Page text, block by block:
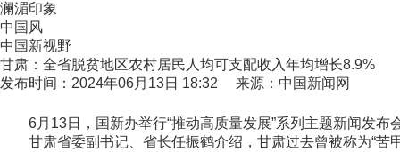
澜湄印象
中国风
中国新视野
甘肃：全省脱贫地区农村居民人均可支配收入年均增长8.9%
发布时间：2024年06月13日 18:32 来源：中国新闻网
6月13日，国新办举行“推动高质量发展”系列主题新闻发布
甘肃省委副书记、省长任振鹤介绍，甘肃过去曾被称为“苦甲